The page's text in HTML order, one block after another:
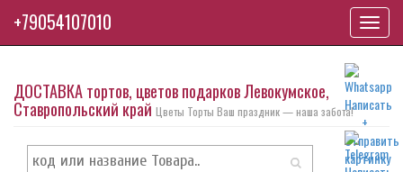
ДОСТАВКА тортов, цветов подарков Левокумское,
Ставропольский край Цветы Торты Ваш праздник — наша забота!
+79054107010